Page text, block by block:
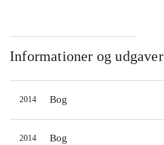
Informationer og udgaver
2014 Bog
2014 Bog